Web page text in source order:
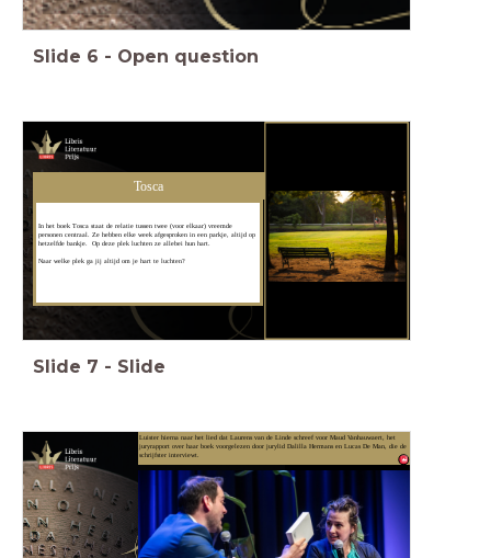
Slide 6 - Open question
Tosca
In het boek Tosca staat de relatie tussen twee (voor elkaar) vreemde
personen centraal. Ze hebben elke week afgesproken in een parkje, altijd op
hetzelfde bankje. Op deze plek luchten ze allebei hun hart.
Naar welke plek ga jij altijd om je hart te luchten?
Slide 7 - Slide
Luister hierna naar het lied dat Laurens van de Linde schreef voor Maud Vanhauwaert, het
juryrapport over haar boek voorgelezen door jurylid Dalilla Hermans en Lucas De Man, die de
schrijfster interviewt.